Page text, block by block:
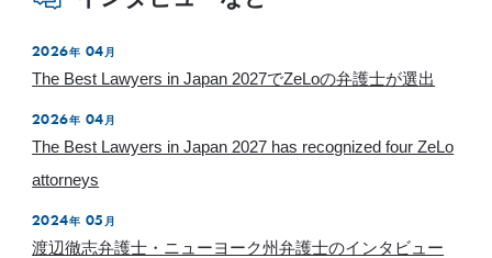
2026年 04 月
The Best Lawyers in Japan 2027でZeLoの弁護士が選出
2026年 04 月
The Best Lawyers in Japan 2027 has recognized four ZeLo
attorneys
2024年 05 月
渡辺徹志弁護士・ニューヨーク州弁護士のインタビュー